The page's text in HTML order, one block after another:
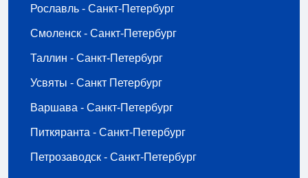
Рославль - Санкт-Петербург
Смоленск - Санкт-Петербург
Таллин - Санкт-Петербург
Усвяты - Санкт Петербург
Варшава - Санкт-Петербург
Питкяранта - Санкт-Петербург
Петрозаводск - Санкт-Петербург